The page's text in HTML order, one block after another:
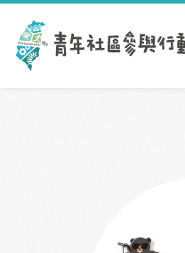
跳到主要內容區塊